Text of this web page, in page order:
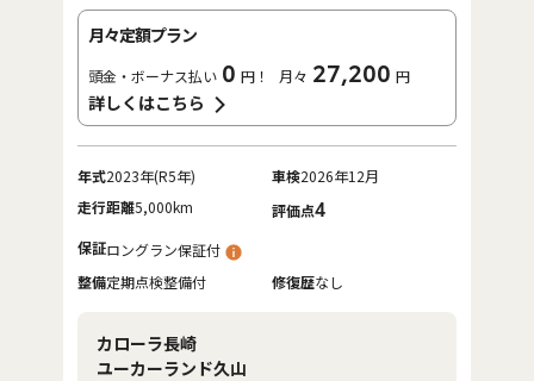
月々定額プラン
頭金・ボーナス払い 0 円！ 月々 27,200 円
詳しくはこちら
年式2023年(R5年) 車検2026年12月
走行距離5,000km 評価点4
保証ロングラン保証付
整備定期点検整備付 修復歴なし
カローラ長崎
ユーカーランド久山